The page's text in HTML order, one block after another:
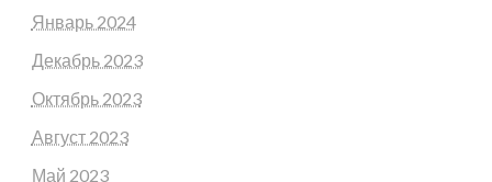
Январь 2024
Декабрь 2023
Октябрь 2023
Август 2023
Май 2023